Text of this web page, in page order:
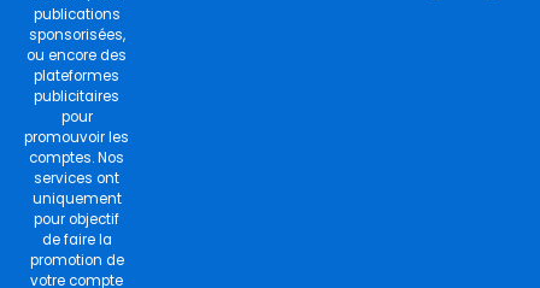
publications
sponsorisées,
ou encore des
plateformes
publicitaires
pour
promouvoir les
comptes. Nos
services ont
uniquement
pour objectif
de faire la
promotion de
votre compte